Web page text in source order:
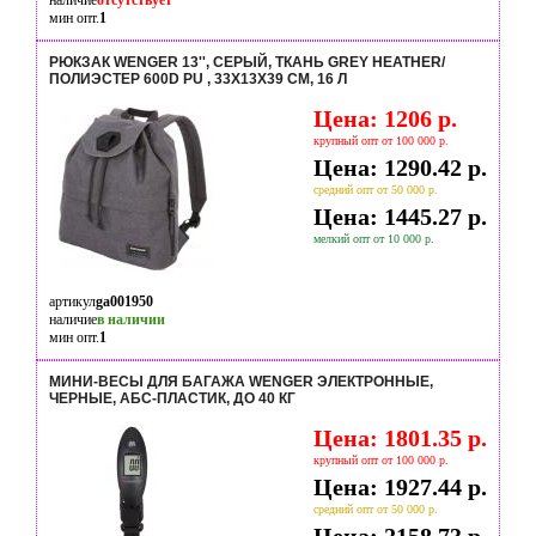
мин опт.1
РЮКЗАК WENGER 13'', CЕРЫЙ, ТКАНЬ GREY HEATHER/
ПОЛИЭСТЕР 600D PU , 33Х13Х39 СМ, 16 Л
Цена: 1206 р.
крупный опт от 100 000 р.
Цена: 1290.42 р.
средний опт от 50 000 р.
Цена: 1445.27 р.
мелкий опт от 10 000 р.
артикулga001950
наличиев наличии
мин опт.1
МИНИ-ВЕСЫ ДЛЯ БАГАЖА WENGER ЭЛЕКТРОННЫЕ,
ЧЕРНЫЕ, АБС-ПЛАСТИК, ДО 40 КГ
Цена: 1801.35 р.
крупный опт от 100 000 р.
Цена: 1927.44 р.
средний опт от 50 000 р.